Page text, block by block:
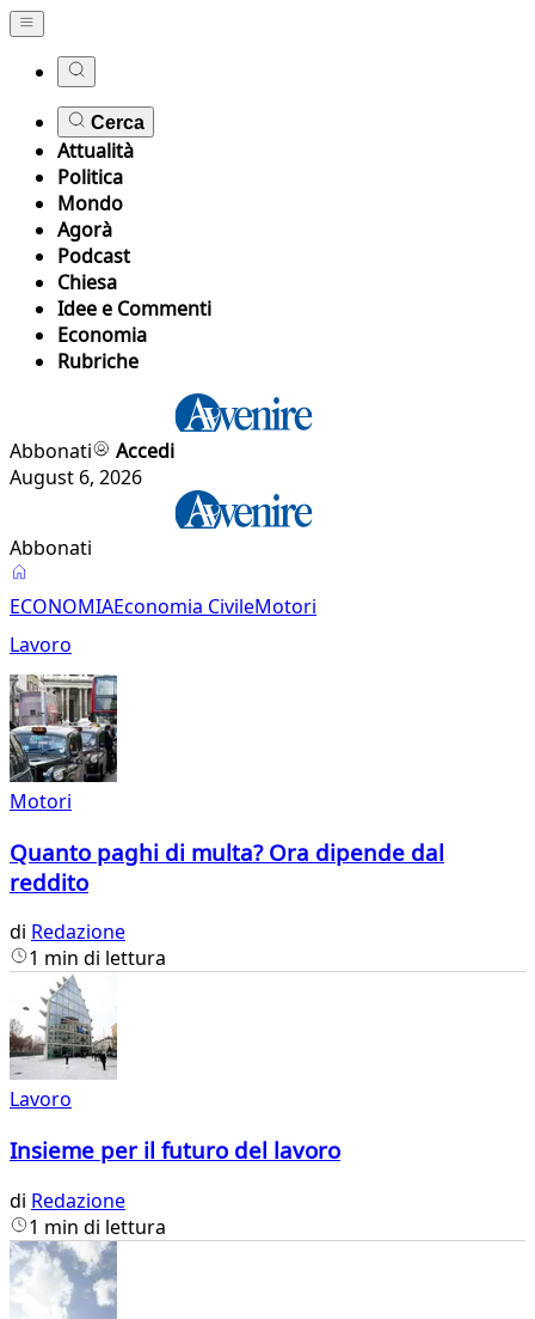
Cerca
Attualità
Politica
Mondo
Agorà
Podcast
Chiesa
Idee e Commenti
Economia
Rubriche
Abbonati
Accedi
August 6, 2026
Abbonati
Economia
ECONOMIAEconomia CivileMotori
Lavoro
Motori
Quanto paghi di multa? Ora dipende dal
reddito
di Redazione
1 min di lettura
Lavoro
Insieme per il futuro del lavoro
di Redazione
1 min di lettura